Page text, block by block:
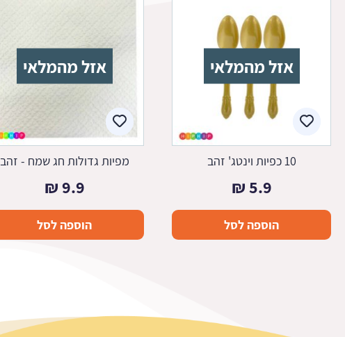
אזל מהמלאי
10 כפיות וינטג' זהב
5.9
₪
הוספה לסל
אזל מהמלאי
מפיות גדולות חג שמח - זהב
9.9
₪
הוספה לסל